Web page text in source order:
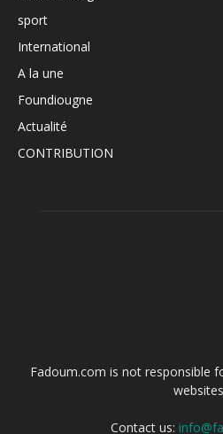
sport
International
A la une
Foundiougne
Actualité
CONTRIBUTION
Fadoum.com is not responsible
websites
Contact us: